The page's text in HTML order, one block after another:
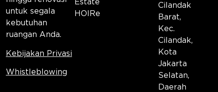
untuk segala
kebutuhan
ruangan Anda.
Kebijakan Privasi
Whistleblowing
Estate
HOIRe
Cilandak
Barat,
Kec.
Cilandak,
Kota
Jakarta
Selatan,
Daerah